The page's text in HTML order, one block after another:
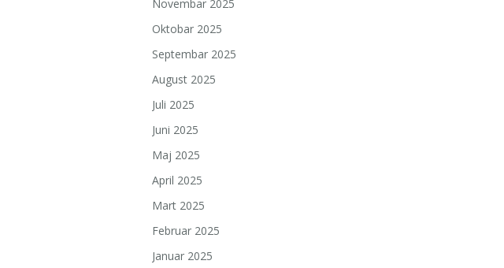
Novembar 2025
Oktobar 2025
Septembar 2025
August 2025
Juli 2025
Juni 2025
Maj 2025
April 2025
Mart 2025
Februar 2025
Januar 2025